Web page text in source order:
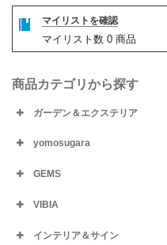
マイリストを確認
マイリスト数 0 商品
商品カテゴリから探す
ガーデン＆エクステリア
yomosugara
GEMS
VIBIA
インテリア＆サイン